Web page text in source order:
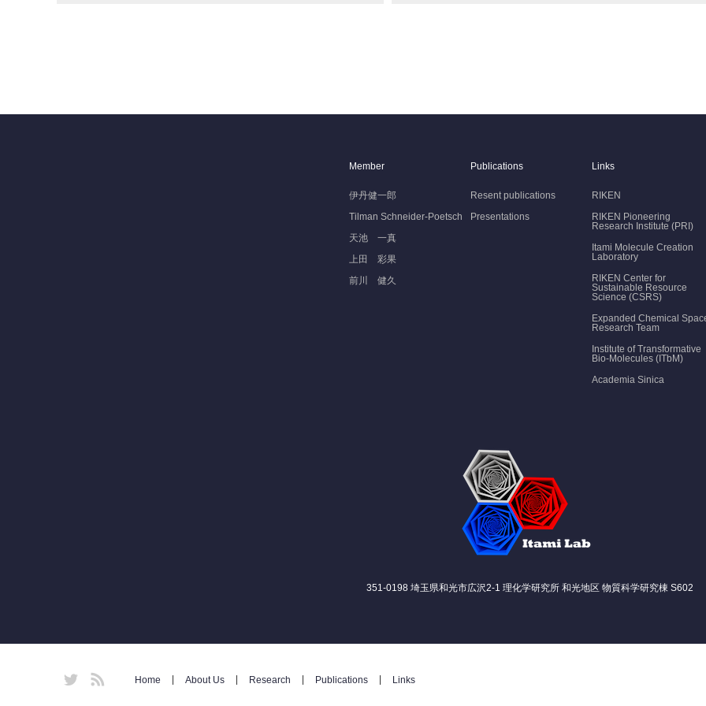
Member
伊丹健一郎
Tilman Schneider-Poetsch
天池 一真
上田 彩果
前川 健久
Publications
Resent publications
Presentations
Links
RIKEN
RIKEN Pioneering
Research Institute (PRI)
Itami Molecule Creation
Laboratory
RIKEN Center for
Sustainable Resource
Science (CSRS)
Expanded Chemical
Research Team
Institute of Transformative
Bio-Molecules (ITbM)
Academia Sinica
351-0198 埼玉県和光市広沢2-1 理化学研究所 和光地区 物質科学研究棟 S602
Twitter
Home About Us Research Publications Links